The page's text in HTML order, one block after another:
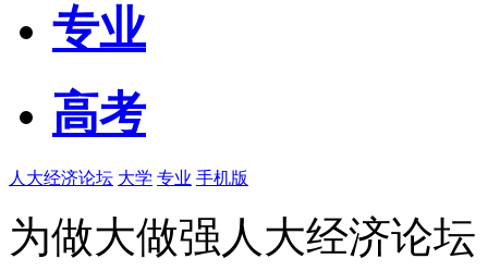
专业
高考
人大经济论坛 大学 专业 手机版
为做大做强人大经济论